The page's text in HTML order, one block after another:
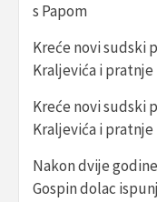
s Papom
Kreće novi sudski
Kraljevića i pratnje
Kreće novi sudski
Kraljevića i pratnje
Nakon dvije
Gospin dolac